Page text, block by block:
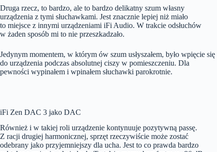
Druga rzecz, to bardzo, ale to bardzo delikatny szum własny
urządzenia z tymi słuchawkami. Jest znacznie lepiej niż miało
to miejsce z innymi urządzeniami iFi Audio. W trakcie odsłuchów
w żaden sposób mi to nie przeszkadzało.
Jedynym momentem, w którym ów szum usłyszałem, było wpięcie się
do urządzenia podczas absolutnej ciszy w pomieszczeniu. Dla
pewności wypinałem i wpinałem słuchawki parokrotnie.
iFi Zen DAC 3 jako DAC
Również i w takiej roli urządzenie kontynuuje pozytywną passę.
Z racji drugiej harmonicznej, sprzęt rzeczywiście może zostać
odebrany jako przyjemniejszy dla ucha. Jest to co prawda bardzo